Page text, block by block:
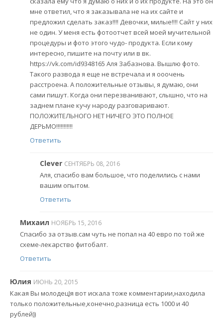
мне ответил, что я заказывала не на их сайте и
предложил сделать заказ!!!! Девочки, милые!!!! Сайт у них
не один. У меня есть фотоотчет всей моей мучительной
процедуры и фото этого чудо- продукта. Если кому
интересно, пишите на почту или в вк.
https://vk.com/id9348165 Аля Забазнова. Вышлю фото.
Такого развода я еще не встречала и я ооочень
расстроена. А положительные отзывы, я думаю, они
сами пишут. Когда они перезванивают, слышно, что на
заднем плане кучу народу разговаривают.
ПОЛОЖИТЕЛЬНОГО НЕТ НИЧЕГО ЭТО ПОЛНОЕ
ДЕРЬМО!!!!!!!!!!!
Ответить
Clever СЕНТЯБРЬ 08, 2016
Аля, спасибо вам большое, что поделились с нами
вашим опытом.
Ответить
Михаил НОЯБРЬ 15, 2016
Спасибо за отзыв.сам чуть не попал на 40 евро по той же
схеме-лекарство фитобалт.
Ответить
Юлия ИЮНЬ 20, 2015
Какая Вы молодец)я вот искала тоже комментарии,находила
только положительные,конечно,разница есть 1000 и 40
рублей))